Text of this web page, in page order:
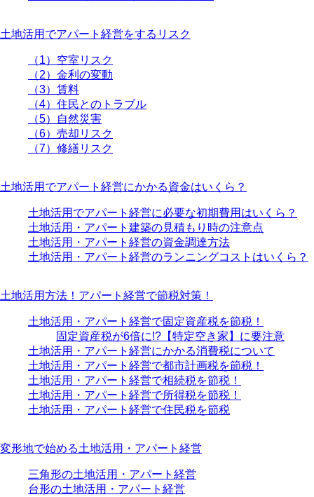
土地活用でアパート経営をするリスク
（1）空室リスク
（2）金利の変動
（3）賃料
（4）住民とのトラブル
（5）自然災害
（6）売却リスク
（7）修繕リスク
土地活用でアパート経営にかかる資金はいくら？
土地活用でアパート経営に必要な初期費用はいくら？
土地活用・アパート建築の見積もり時の注意点
土地活用・アパート経営の資金調達方法
土地活用・アパート経営のランニングコストはいくら？
土地活用方法！アパート経営で節税対策！
土地活用・アパート経営で固定資産税を節税！
固定資産税が6倍に!?【特定空き家】に要注意
土地活用・アパート経営にかかる消費税について
土地活用・アパート経営で都市計画税を節税！
土地活用・アパート経営で相続税を節税！
土地活用・アパート経営で所得税を節税！
土地活用・アパート経営で住民税を節税
変形地で始める土地活用・アパート経営
三角形の土地活用・アパート経営
台形の土地活用・アパート経営